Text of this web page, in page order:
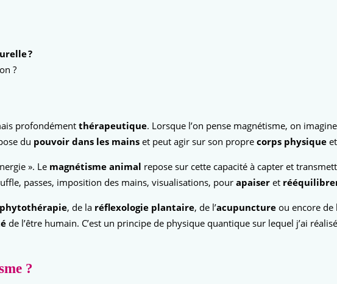
?
?
profondément thérapeutique. Lorsque l’on pense magnétisme, on
du pouvoir dans les mains et peut agir sur son propre corps physique
». Le magnétisme animal repose sur cette capacité à capter et
passes, imposition des mains, visualisations, pour apaiser et
phytothérapie, de la réflexologie plantaire, de l’acupuncture ou encore de
de l’être humain. C’est un principe de physique quantique sur lequel j’ai
?